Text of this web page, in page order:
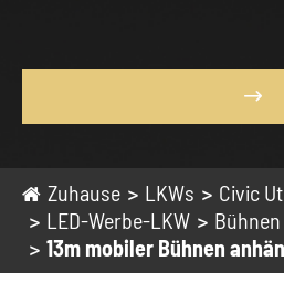

Zuhause LKWs
Civic
LED-Werbe-LKW
13m mobiler Bühnen